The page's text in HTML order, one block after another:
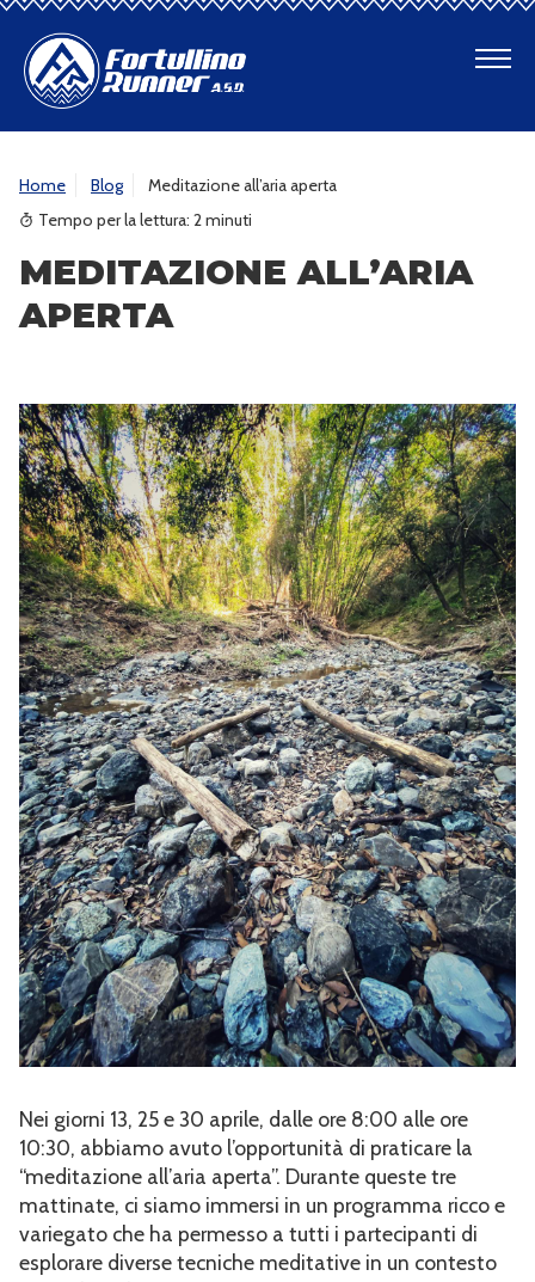
SENTIERI
PROGETTI
CONTATTI
REGISTRAZIONE
AREA TESSERATI
Home Blog
Meditazione all’aria aperta
Tempo per la lettura: 2minuti
MEDITAZIONE ALL’ARIA
APERTA
Nei giorni 13, 25 e 30 aprile, dalle ore 8:00 alle ore
10:30, abbiamo avuto l’opportunità di praticare la
“meditazione all’aria aperta”. Durante queste tre
mattinate, ci siamo immersi in un programma ricco e
variegato che ha permesso a tutti i partecipanti di
esplorare diverse tecniche meditative in un contesto